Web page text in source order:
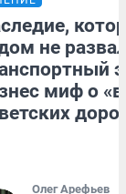
не
миф о
Олег Арефьев